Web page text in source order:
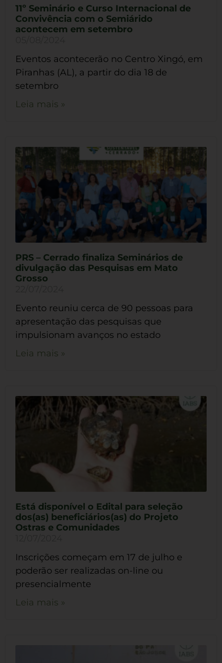
11º Seminário e Curso Internacional de
Convivência com o Semiárido
acontecem em setembro
Eventos acontecerão no Centro Xingó, em
Piranhas (AL), a partir do dia 18 de
setembro
Leia mais »
PRS – Cerrado finaliza Seminários de
divulgação das Pesquisas em Mato
Grosso
Evento reuniu cerca de 90 pessoas para
apresentação das pesquisas que
impulsionam avanços no estado
Leia mais »
Está disponível o Edital para seleção
dos(as) beneficiários(as) do Projeto
Ostras e Comunidades
Inscrições começam em 17 de julho e
poderão ser realizadas on-line ou
presencialmente
Leia mais »